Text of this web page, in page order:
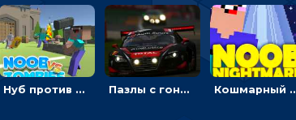
Нуб против Зомби: направлять линию на врага и бить молотом Пазлы с гоночными автомобилями: собери свой болид по частям Кошмарный сон Нуба: